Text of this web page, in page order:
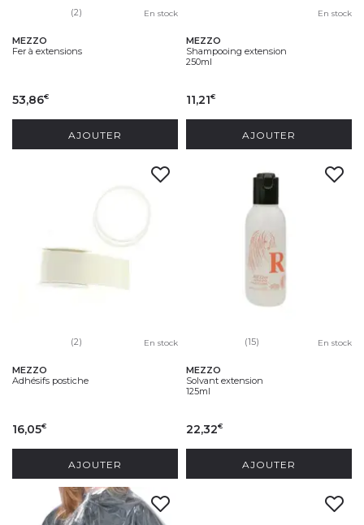
(2) En stock
MEZZO
Fer à extensions
53,86€
AJOUTER
En stock
MEZZO
Shampooing extension
250ml
11,21€
AJOUTER
(2) En stock
MEZZO
Adhésifs postiche
16,05€
AJOUTER
(15) En stock
MEZZO
Solvant extension
125ml
22,32€
AJOUTER